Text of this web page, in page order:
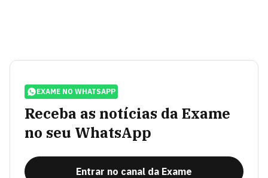
EXAME NO WHATSAPP
Receba as notícias da Exame
no seu WhatsApp
Entrar no canal da Exame